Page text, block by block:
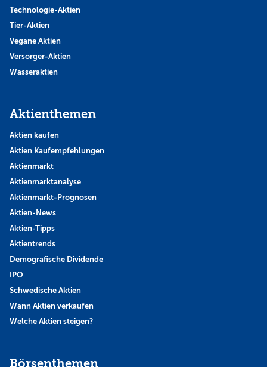
Technologie-Aktien
Tier-Aktien
Vegane Aktien
Versorger-Aktien
Wasseraktien
Aktienthemen
Aktien kaufen
Aktien Kaufempfehlungen
Aktienmarkt
Aktienmarktanalyse
Aktienmarkt-Prognosen
Aktien-News
Aktien-Tipps
Aktientrends
Demografische Dividende
IPO
Schwedische Aktien
Wann Aktien verkaufen
Welche Aktien steigen?
Börsenthemen